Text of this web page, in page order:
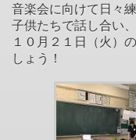
音楽会に向けて日々
子供たちで話し合い
１０月２１日（火）
しょう！